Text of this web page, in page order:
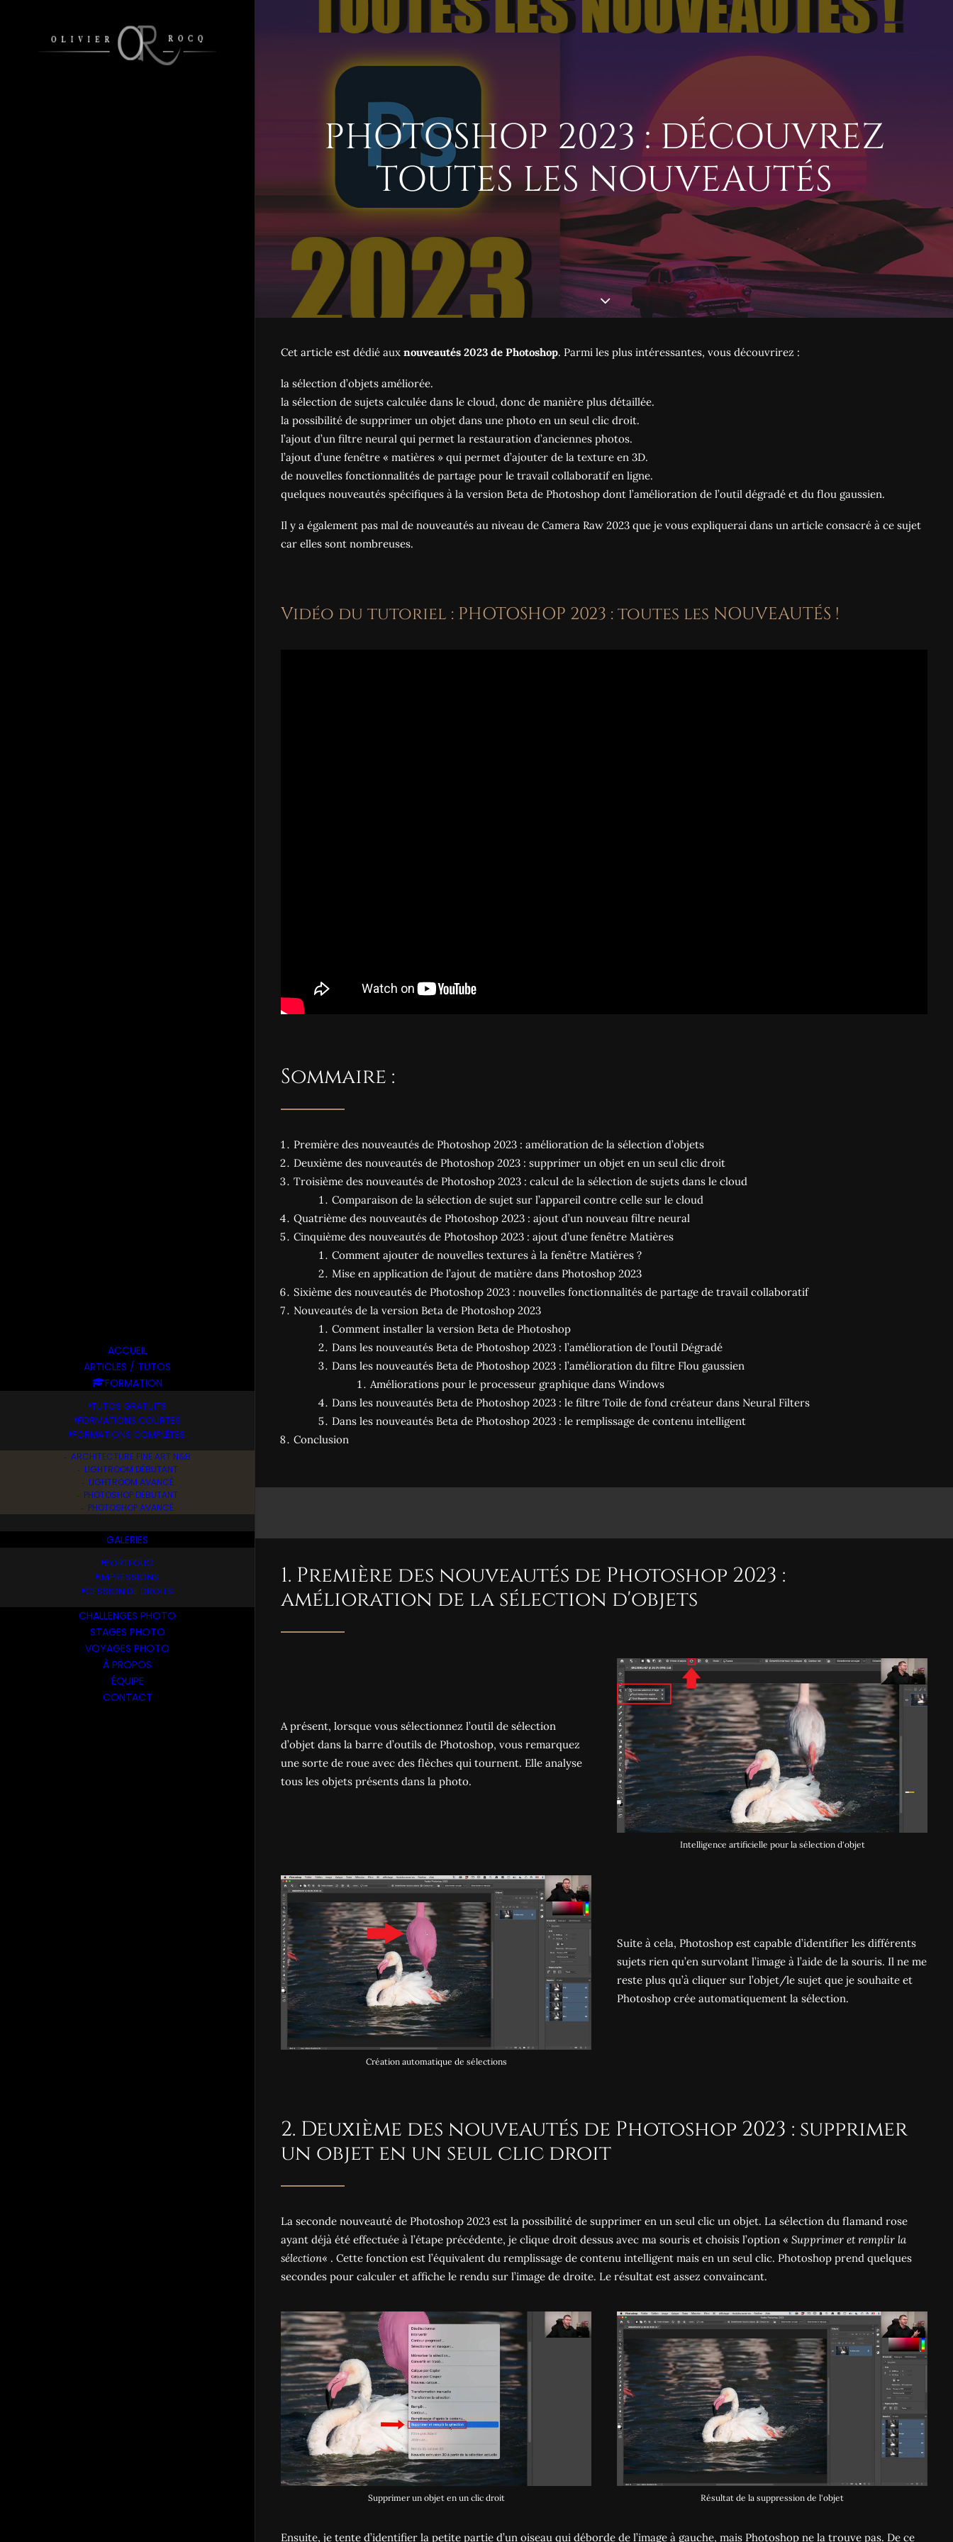
ACCUEIL
ARTICLES / TUTOS
FORMATION
TUTOS GRATUITS
FORMATIONS COURTES
FORMATIONS COMPLÈTES
ARCHITECTURE FINE ART N&B
LIGHTROOM DÉBUTANT
LIGHTROOM AVANCÉ
PHOTOSHOP DÉBUTANT
PHOTOSHOP AVANCÉ
GALERIES
PORTFOLIO
IMPRESSIONS
CESSION DE DROITS
CHALLENGES PHOTO
STAGES PHOTO
VOYAGES PHOTO
À PROPOS
ÉQUIPE
CONTACT
PHOTOSHOP 2023 : DÉCOUVREZ
TOUTES LES NOUVEAUTÉS
Cet article est dédié aux nouveautés 2023 de Photoshop. Parmi les plus intéressantes, vous découvrirez :
la sélection d’objets améliorée.
la sélection de sujets calculée dans le cloud, donc de manière plus détaillée.
la possibilité de supprimer un objet dans une photo en un seul clic droit.
l’ajout d’un filtre neural qui permet la restauration d’anciennes photos.
l’ajout d’une fenêtre « matières » qui permet d’ajouter de la texture en 3D.
de nouvelles fonctionnalités de partage pour le travail collaboratif en ligne.
quelques nouveautés spécifiques à la version Beta de Photoshop dont l’amélioration de l’outil dégradé et du flou gaussien.
Il y a également pas mal de nouveautés au niveau de Camera Raw 2023 que je vous expliquerai dans un article consacré à ce sujet
car elles sont nombreuses.
Vidéo du tutoriel : PHOTOSHOP 2023 : toutes les NOUVEAUTÉS !
Sommaire :
Première des nouveautés de Photoshop 2023 : amélioration de la sélection d’objets
Deuxième des nouveautés de Photoshop 2023 : supprimer un objet en un seul clic droit
Troisième des nouveautés de Photoshop 2023 : calcul de la sélection de sujets dans le cloud
Comparaison de la sélection de sujet sur l’appareil contre celle sur le cloud
Quatrième des nouveautés de Photoshop 2023 : ajout d’un nouveau filtre neural
Cinquième des nouveautés de Photoshop 2023 : ajout d’une fenêtre Matières
Comment ajouter de nouvelles textures à la fenêtre Matières ?
Mise en application de l’ajout de matière dans Photoshop 2023
Sixième des nouveautés de Photoshop 2023 : nouvelles fonctionnalités de partage de travail collaboratif
Nouveautés de la version Beta de Photoshop 2023
Comment installer la version Beta de Photoshop
Dans les nouveautés Beta de Photoshop 2023 : l’amélioration de l’outil Dégradé
Dans les nouveautés Beta de Photoshop 2023 : l’amélioration du filtre Flou gaussien
Améliorations pour le processeur graphique dans Windows
Dans les nouveautés Beta de Photoshop 2023 : le filtre Toile de fond créateur dans Neural Filters
Dans les nouveautés Beta de Photoshop 2023 : le remplissage de contenu intelligent
Conclusion
1. Première des nouveautés de Photoshop 2023 :
amélioration de la sélection d'objets
A présent, lorsque vous sélectionnez l’outil de sélection
d’objet dans la barre d’outils de Photoshop, vous remarquez
une sorte de roue avec des flèches qui tournent. Elle analyse
tous les objets présents dans la photo.
Intelligence artificielle pour la sélection d'objet
Création automatique de sélections
Suite à cela, Photoshop est capable d’identifier les différents
sujets rien qu’en survolant l’image à l’aide de la souris. Il ne me
reste plus qu’à cliquer sur l’objet/le sujet que je souhaite et
Photoshop crée automatiquement la sélection.
2. Deuxième des nouveautés de Photoshop 2023 : supprimer
un objet en un seul clic droit
La seconde nouveauté de Photoshop 2023 est la possibilité de supprimer en un seul clic un objet. La sélection du flamand rose
ayant déjà été effectuée à l’étape précédente, je clique droit dessus avec ma souris et choisis l’option « Supprimer et remplir la
sélection« . Cette fonction est l’équivalent du remplissage de contenu intelligent mais en un seul clic. Photoshop prend quelques
secondes pour calculer et affiche le rendu sur l’image de droite. Le résultat est assez convaincant.
Supprimer un objet en un clic droit Résultat de la suppression de l'objet
Ensuite, je tente d’identifier la petite partie d’un oiseau qui déborde de l’image à gauche, mais Photoshop ne la trouve pas. De ce